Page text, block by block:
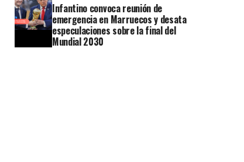
Infantino convoca reunión de
emergencia en Marruecos y desata
especulaciones sobre la final del
Mundial 2030